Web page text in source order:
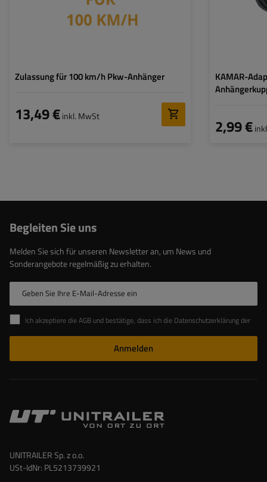
Zulassung für 100 km/h Pkw-Anhänger
13,49 €inkl. MwSt
KAMAR-
2,99 €
Begleiten Sie uns
Melden Sie sich für unseren Newsletter an, um News und
Sonderangebote regelmäßig zu erhalten.
Geben Sie Ihre E-Mail-Adresse ein
Ich akzeptiere die AGB und bestätige, dass ich die Datenschutzerklärung der Website zur Kenntnis genommen habe
Anmelden
UNITRAILER Sp. z o.o.
USt-IdNr: PL5213739921